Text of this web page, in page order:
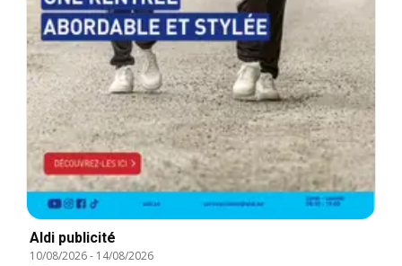
Aldi publicité
10/08/2026- 14/08/2026